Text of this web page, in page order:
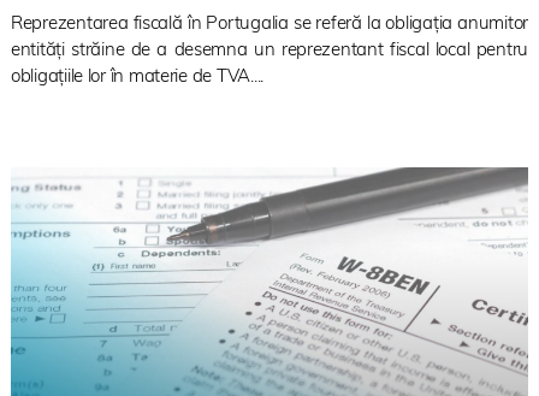
Reprezentarea fiscală în Portugalia se referă la obligația anumitor
entități străine de a desemna un reprezentant fiscal local pentru
obligațiile lor în materie de TVA....